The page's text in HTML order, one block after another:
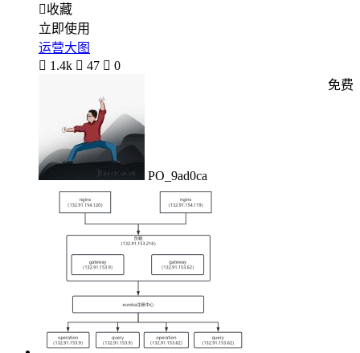
收藏
立即使用
运营大图
 1.4k  47  0
PO_9ad0ca
免费